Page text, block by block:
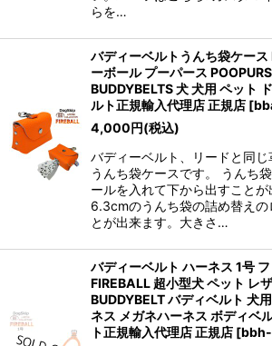
らを…
バディーベルトうんち袋ケー
ーボール プーパース
BUDDYBELTS 犬 犬用 ペット
ルト正規輸入代理店 正規店 [
4,000円(税込)
バディーベルト、リードと同
うんち袋ケースです。 うんち
ールを入れて下から出すこと
6.3cmのうんち袋の詰め替えの
とが出来ます。大きさ…
バディーベルト ハーネス 1号
FIREBALL 超小型犬 ペット レ
BUDDYBELT バディベルト 犬
ネス メガネハーネス ボディベ
ト正規輸入代理店 正規店 [